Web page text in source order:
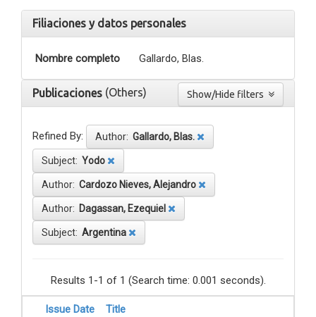
Filiaciones y datos personales
Nombre completo Gallardo, Blas.
Publicaciones (Others)
Refined By: Author: Gallardo, Blas.
Subject: Yodo
Author: Cardozo Nieves, Alejandro
Author: Dagassan, Ezequiel
Subject: Argentina
Results 1-1 of 1 (Search time: 0.001 seconds).
Issue Date Title